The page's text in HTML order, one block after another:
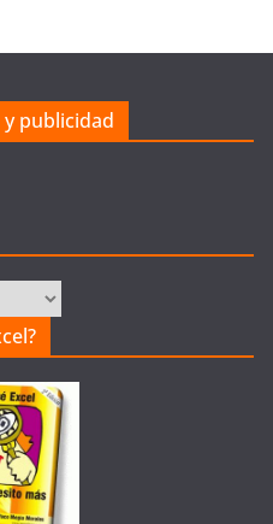
publicidad